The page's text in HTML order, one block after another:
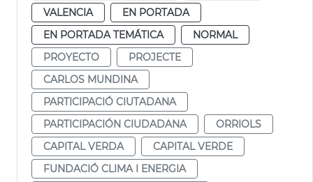
VALENCIA
EN PORTADA
EN PORTADA TEMÁTICA
NORMAL
PROYECTO
PROJECTE
CARLOS MUNDINA
PARTICIPACIÓ CIUTADANA
PARTICIPACIÓN CIUDADANA
ORRIOLS
CAPITAL VERDA
CAPITAL VERDE
FUNDACIÓ CLIMA I ENERGIA